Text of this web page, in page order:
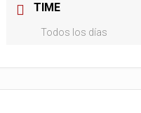
TIME
Todos los días